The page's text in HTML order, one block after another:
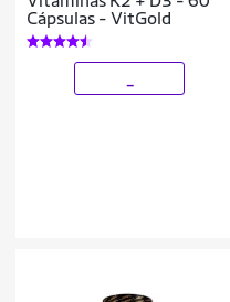
Cápsulas - VitGold